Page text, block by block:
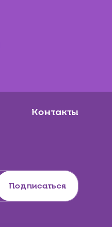
Контакты
Подписаться